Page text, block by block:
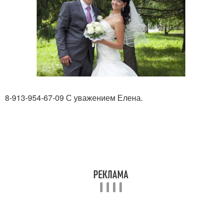
8-913-954-67-09 С уважением Елена.